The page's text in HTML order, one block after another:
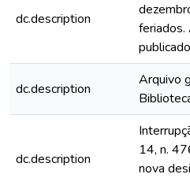
dc.description
feriados.
dc.description
Arquivo
dc.description
14, n.
nova